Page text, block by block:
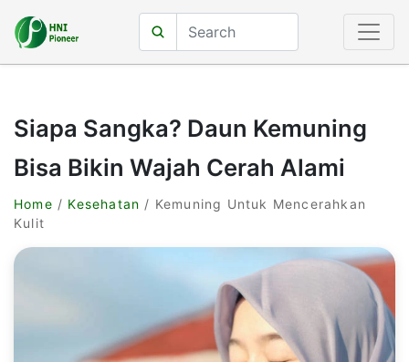
Siapa Sangka? Daun Kemuning
Bisa Bikin Wajah Cerah Alami
Home / Kesehatan / Kemuning Untuk Mencerahkan
Kulit